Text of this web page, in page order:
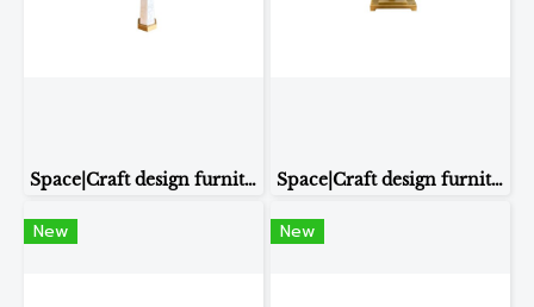
Space|Craft design furniture & living TABLE LAMP รุ่น8208 Space|Craft design furniture & living TABLE LAMP รุ่น8228
New New